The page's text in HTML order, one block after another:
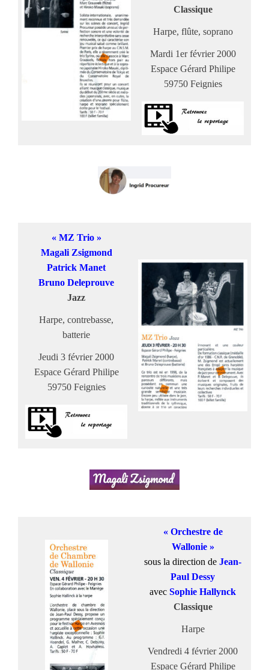
Classique
Harpe, flûte, soprano
Mardi 1er février 2000
Espace Gérard Philipe
59750 Feignies
« MZ Trio »
Magali Zsigmond
Patrick Manet
Bruno Deleprouve
Jazz
Harpe, contrebasse,
batterie
Jeudi 3 février 2000
Espace Gérard Philipe
59750 Feignies
« Orchestre de
Wallonie »
sous la direction de Jean-
Paul Dessy
avec Sophie Hallynck
Classique
Harpe
Vendredi 4 février 2000
Espace Gérard Philipe